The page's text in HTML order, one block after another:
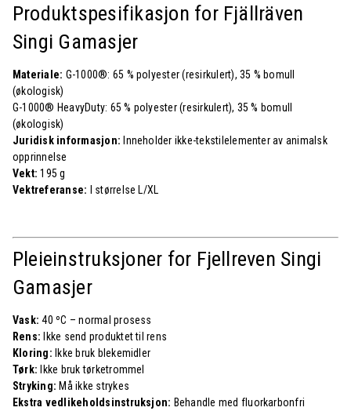
Produktspesifikasjon for Fjällräven
Singi Gamasjer
Materiale: G-1000®: 65 % polyester (resirkulert), 35 % bomull
(økologisk)
G-1000® HeavyDuty: 65 % polyester (resirkulert), 35 % bomull
(økologisk)
Juridisk informasjon: Inneholder ikke-tekstilelementer av animalsk
opprinnelse
Vekt:195 g
Vektreferanse:
I størrelse L/XL
Pleieinstruksjoner for Fjellreven Singi
Gamasjer
Vask:40 ºC – normal prosess
Rens:
Ikke send produktet til rens
Kloring: Ikke bruk blekemidler
Tørk:
Ikke bruk tørketrommel
Stryking: Må ikke strykes
Ekstra vedlikeholdsinstruksjon: Behandle med fluorkarbonfri